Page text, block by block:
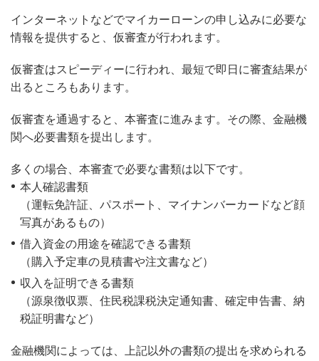
インターネットなどでマイカーローンの申し込みに必要な
情報を提供すると、仮審査が行われます。
仮審査はスピーディーに行われ、最短で即日に審査結果が
出るところもあります。
仮審査を通過すると、本審査に進みます。その際、金融機
関へ必要書類を提出します。
多くの場合、本審査で必要な書類は以下です。
本人確認書類
（運転免許証、パスポート、マイナンバーカードなど顔
写真があるもの）
借入資金の用途を確認できる書類
（購入予定車の見積書や注文書など）
収入を証明できる書類
（源泉徴収票、住民税課税決定通知書、確定申告書、納
税証明書など）
金融機関によっては、上記以外の書類の提出を求められる